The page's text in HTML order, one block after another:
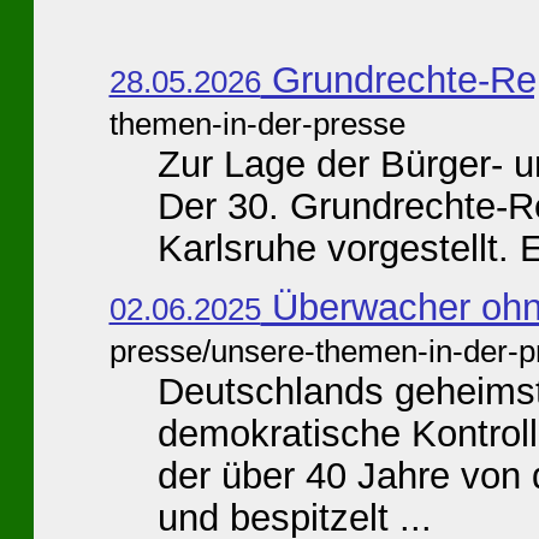
28.05.2026Grundrechte-
themen-in-der-presse
Zur Lage der Bürger-
Der 30. Grundrechte-
Karlsruhe vorgestellt.
02.06.2025Überwacher
presse/unsere-themen-in-der-
Deutschlands
demokratische
der über 40 Jahre von
und bespitzelt ...